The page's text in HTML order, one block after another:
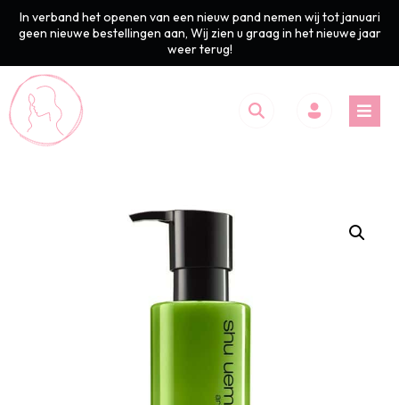
In verband het openen van een nieuw pand nemen wij tot januari
geen nieuwe bestellingen aan, Wij zien u graag in het nieuwe jaar
weer terug!